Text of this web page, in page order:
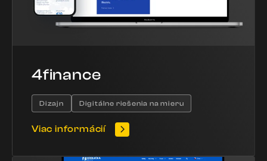
4finance
Dizajn Digitálne riešenia na mieru
Viac informácií